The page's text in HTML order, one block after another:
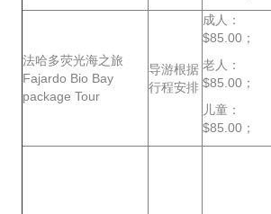
法哈多荧光海之旅
Fajardo Bio Bay
package Tour
导游根据
行程安排
成人：
$85.00；
老人：
$85.00；
儿童：
$85.00；